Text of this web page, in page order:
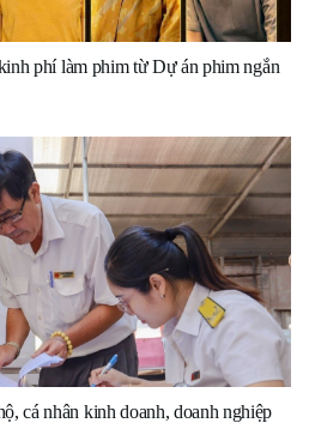
phí làm phim từ Dự án phim ngắn
cá nhân kinh doanh, doanh nghiệp